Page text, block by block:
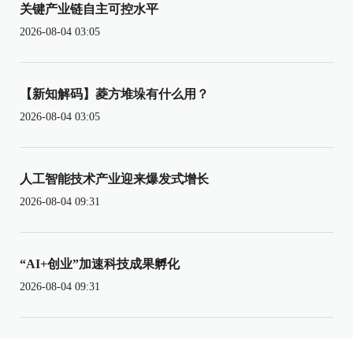
关键产业链自主可控水平
2026-08-04 03:05
【新知解码】菱方堆垛有什么用？
2026-08-04 03:05
人工智能技术产业迎来爆发式增长
2026-08-04 09:31
“AI+创业”加速科技成果孵化
2026-08-04 09:31